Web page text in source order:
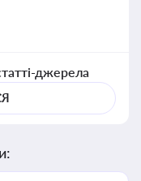
джерела